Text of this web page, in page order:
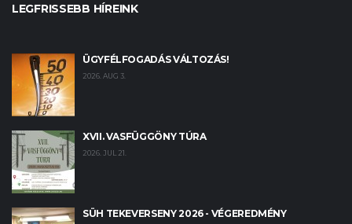
LEGFRISSEBB HÍREINK
ÜGYFÉLFOGADÁS VÁLTOZÁS!
2026. AUG 3.
XVII. VASFÜGGÖNY TÚRA
2026. JUL 21.
SÜH TEKEVERSENY 2026 - VÉGEREDMÉNY